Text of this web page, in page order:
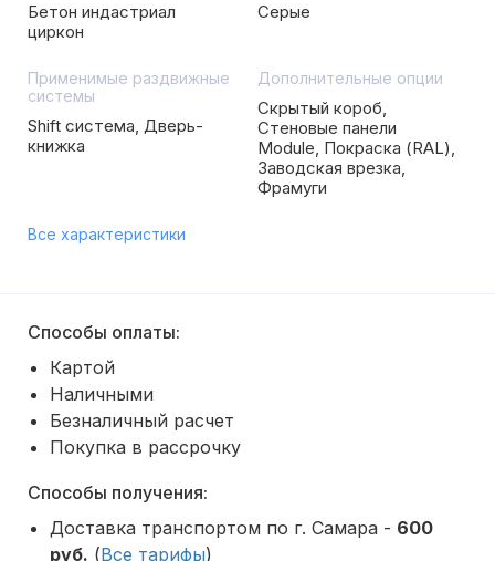
Бетон индастриал
циркон
Серые
Применимые раздвижные
системы
Shift система, Дверь-
книжка
Дополнительные опции
Скрытый короб,
Стеновые панели
Module, Покраска (RAL),
Заводская врезка,
Фрамуги
Все характеристики
Способы оплаты:
Картой
Наличными
Безналичный расчет
Покупка в рассрочку
Способы получения:
Доставка транспортом по г. Самара - 600
руб. (Все тарифы)